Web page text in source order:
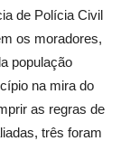
de Polícia Civil
os moradores,
população
na mira do
as regras de
três foram